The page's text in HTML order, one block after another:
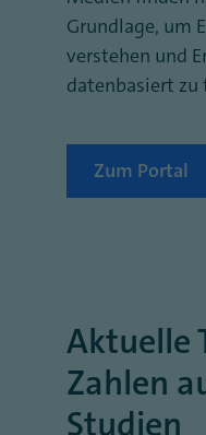
Grundlage, um
verstehen und
datenbasiert zu
Zum Portal
Aktuelle
Zahlen
Studien